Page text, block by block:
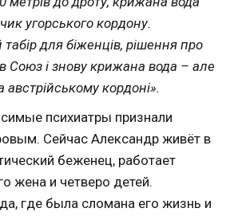
угорського кордону.
для біженців, рішення про
Союз і знову крижана вода – але
австрійському кордоні».
психиатры признали
Сейчас Александр живёт в
беженец, работает
жена и четверо детей.
где была сломана его жизнь и